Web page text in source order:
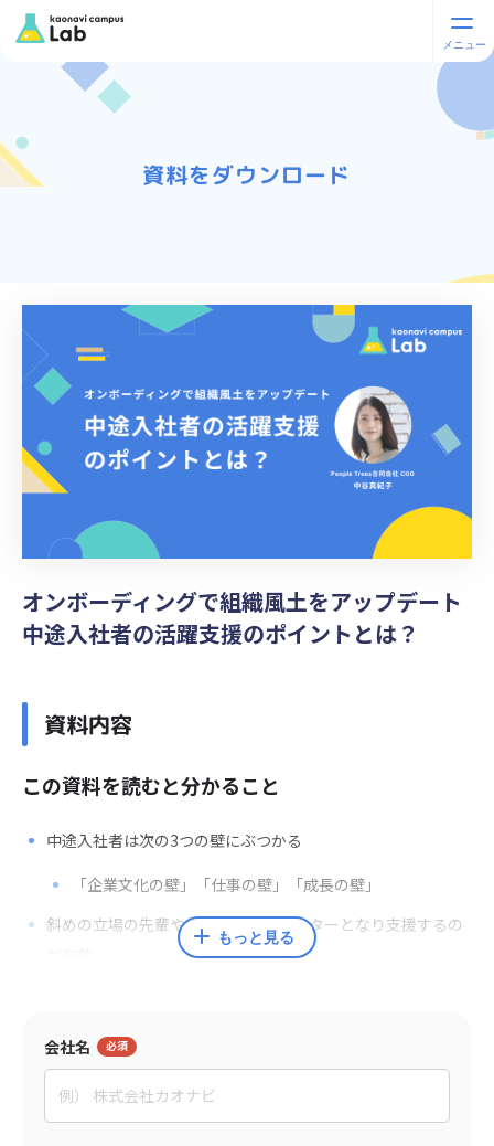
資料をダウンロード
オンボーディングで組織風土をアップデート
中途入社者の活躍支援のポイントとは？
資料内容
この資料を読むと分かること
中途入社者は次の3つの壁にぶつかる
「企業文化の壁」「仕事の壁」「成長の壁」
斜めの立場の先輩や転職経験者がメンターとなり支援するの
監修者
もっと見る
会社名